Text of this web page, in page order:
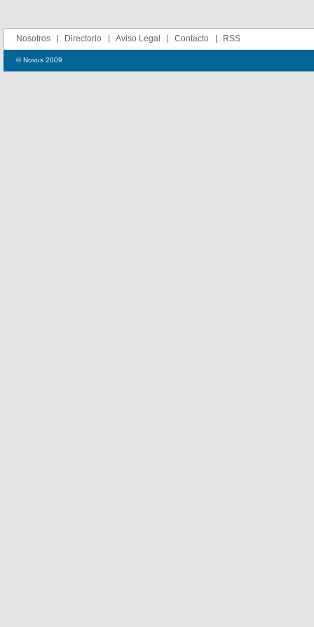
Nosotros Directorio Aviso Legal Contacto RSS
© Novus 2009